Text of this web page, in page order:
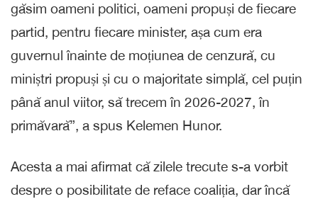
găsim oameni politici, oameni propuși de fiecare
partid, pentru fiecare minister, așa cum era
guvernul înainte de moțiunea de cenzură, cu
miniștri propuși și cu o majoritate simplă, cel puțin
până anul viitor, să trecem în 2026-2027, în
primăvară”, a spus Kelemen Hunor.
Acesta a mai afirmat că zilele trecute s-a vorbit
despre o posibilitate de reface coaliția, dar încă